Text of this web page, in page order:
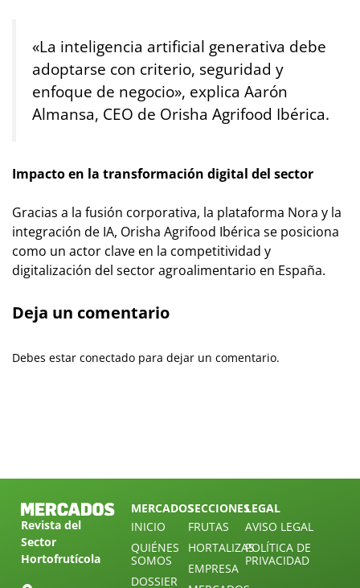
«La inteligencia artificial generativa debe
adoptarse con criterio, seguridad y
enfoque de negocio», explica Aarón
Almansa, CEO de Orisha Agrifood Ibérica.
Impacto en la transformación digital del sector
Gracias a la fusión corporativa, la plataforma Nora y la
integración de IA, Orisha Agrifood Ibérica se posiciona
como un actor clave en la competitividad y
digitalización del sector agroalimentario en España.
Deja un comentario
Debes estar conectado para dejar un comentario.
Revista del
Sector
Hortofrutícola
MERCADOS
INICIO
QUIÉNES
SOMOS
DOSSIER
SECCIONES
FRUTAS
HORTALIZAS
EMPRESA
LEGAL
AVISO LEGAL
POLÍTICA DE
PRIVACIDAD